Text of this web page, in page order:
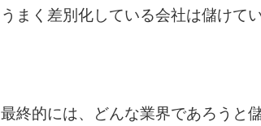
うまく差別化している会社は儲けて
最終的には、どんな業界であろうと